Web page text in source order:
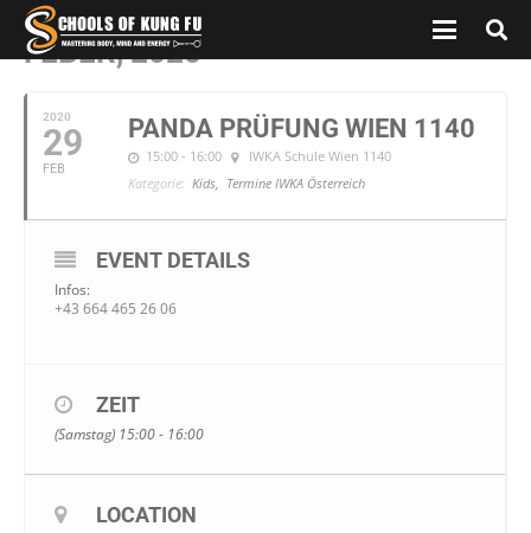
FEBER, 2020
2020
29
FEB
PANDA PRÜFUNG WIEN 1140
15:00 - 16:00
IWKA Schule Wien 1140
Kategorie: Kids, Termine IWKA Österreich
EVENT DETAILS
Infos:
+43 664 465 26 06
ZEIT
(Samstag) 15:00 - 16:00
LOCATION